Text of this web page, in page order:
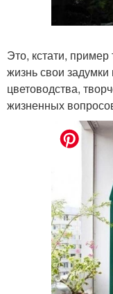
Это, кстати,
жизнь свои задумки
цветоводства,
жизненных